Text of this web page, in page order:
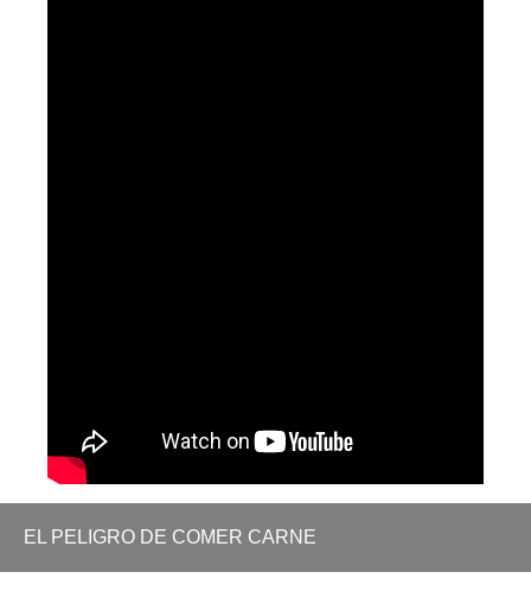
EL PELIGRO DE COMER CARNE